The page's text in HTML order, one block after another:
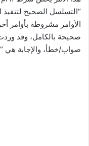
“التسلسل الصحيح لتنفيذ
الأوامر مشروطة بأوامر
صحيحة بالكامل، وقد
صواب/خطأ، والإجابة هي